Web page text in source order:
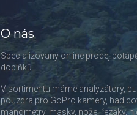
O nás
Specializovaný online prodej
doplňků.
V sortimentu máme analyzátory,
pouzdra pro GoPro kamery,
manometry, masky, nože, řezáky,